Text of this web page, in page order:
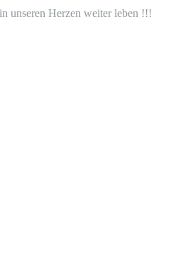
unseren Herzen weiter leben !!!